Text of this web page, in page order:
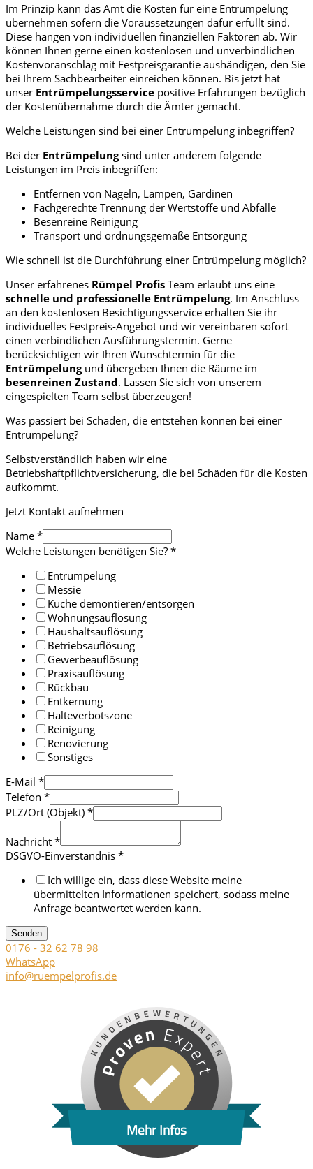
Im Prinzip kann das Amt die Kosten für eine Entrümpelung
übernehmen sofern die Voraussetzungen dafür erfüllt sind.
Diese hängen von individuellen finanziellen Faktoren ab. Wir
können Ihnen gerne einen kostenlosen und unverbindlichen
Kostenvoranschlag mit Festpreisgarantie aushändigen, den Sie
bei Ihrem Sachbearbeiter einreichen können. Bis jetzt hat
unser Entrümpelungsservice positive Erfahrungen bezüglich
der Kostenübernahme durch die Ämter gemacht.
Welche Leistungen sind bei einer Entrümpelung inbegriffen?
Bei der Entrümpelungsind unter anderem folgende
Leistungen im Preis inbegriffen:
Entfernen von Nägeln, Lampen, Gardinen
Fachgerechte Trennung der Wertstoffe und Abfälle
Besenreine Reinigung
Transport und ordnungsgemäße Entsorgung
Wie schnell ist die Durchführung einer Entrümpelung möglich?
Unser erfahrenes Rümpel Profis Team erlaubt uns eine
schnelle und professionelle Entrümpelung. Im Anschluss
an den kostenlosen Besichtigungsservice erhalten Sie ihr
individuelles Festpreis-Angebot und wir vereinbaren sofort
einen verbindlichen Ausführungstermin. Gerne
berücksichtigen wir Ihren Wunschtermin für die
Entrümpelungund übergeben Ihnen die Räume im
besenreinen Zustand. Lassen Sie sich von unserem
eingespielten Team selbst überzeugen!
Was passiert bei Schäden, die entstehen können bei einer
Entrümpelung?
Selbstverständlich haben wir eine
Betriebshaftpflichtversicherung, die bei Schäden für die Kosten
aufkommt.
Jetzt Kontakt aufnehmen
Name *
Welche Leistungen benötigen Sie? *
Entrümpelung
Messie
Küche demontieren/entsorgen
Wohnungsauflösung
Haushaltsauflösung
Betriebsauflösung
Gewerbeauflösung
Praxisauflösung
Rückbau
Entkernung
Halteverbotszone
Reinigung
Renovierung
Sonstiges
E-Mail *
Telefon *
PLZ/Ort (Objekt) *
Nachricht *
DSGVO-Einverständnis *
Ich willige ein, dass diese Website meine
übermittelten Informationen speichert, sodass meine
Anfrage beantwortet werden kann.
Senden
0176 - 32 62 78 98
WhatsApp
info@ruempelprofis.de
Mehr Infos